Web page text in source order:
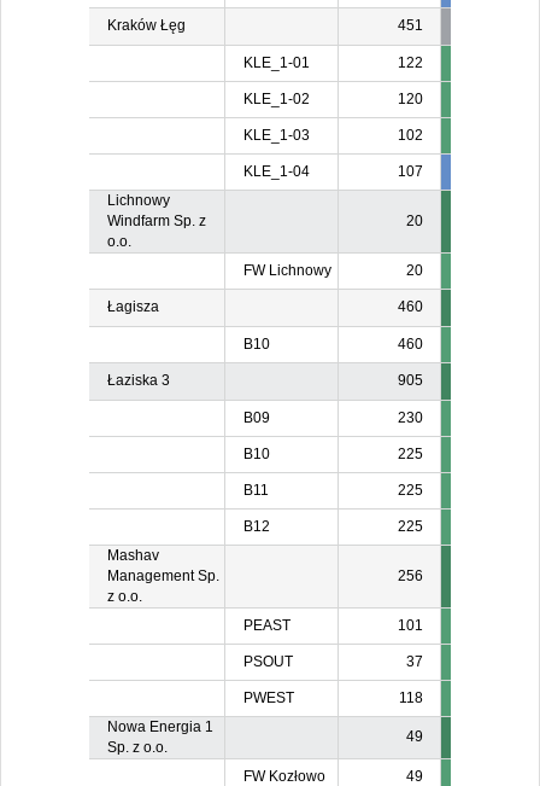
Kraków Łęg 451
KLE_1-01 122
KLE_1-02 120
KLE_1-03 102
KLE_1-04 107
Lichnowy
Windfarm Sp. z
o.o.
20
FW Lichnowy 20
Łagisza 460
B10 460
Łaziska 3 905
B09 230
B10 225
B11 225
B12
225
Mashav
Management Sp.
z o.o.
256
PEAST 101
PSOUT 37
PWEST 118
Nowa Energia 1
Sp. z o.o.
49
FW Kozłowo 49